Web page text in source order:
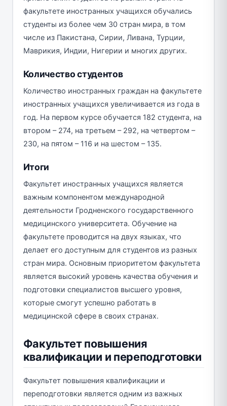
факультете иностранных учащихся обучались
студенты из более чем 30 стран мира, в том
числе из Пакистана, Сирии, Ливана, Турции,
Маврикия, Индии, Нигерии и многих других.
Количество студентов
Количество иностранных граждан на факультете
иностранных учащихся увеличивается из года в
год. На первом курсе обучается 182 студента, на
втором – 274, на третьем – 292, на четвертом –
230, на пятом – 116 и на шестом – 135.
Итоги
Факультет иностранных учащихся является
важным компонентом международной
деятельности Гродненского государственного
медицинского университета. Обучение на
факультете проводится на двух языках, что
делает его доступным для студентов из разных
стран мира. Основным приоритетом факультета
является высокий уровень качества обучения и
подготовки специалистов высшего уровня,
которые смогут успешно работать в
медицинской сфере в своих странах.
Факультет повышения
квалификации и переподготовки
Факультет повышения квалификации и
переподготовки является одним из важных